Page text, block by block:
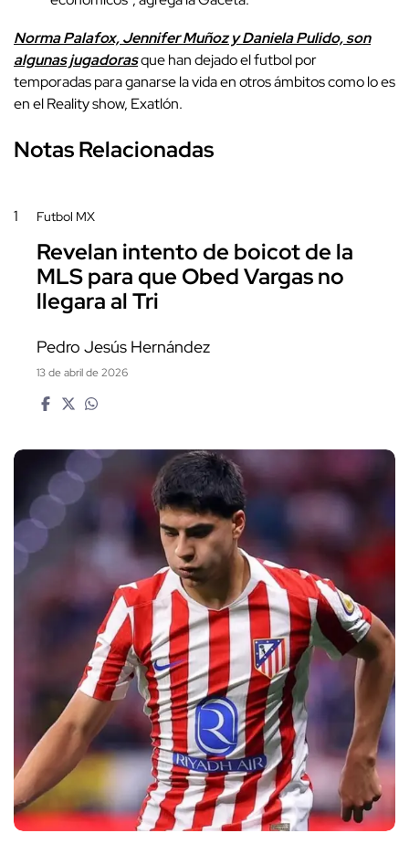
Norma Palafox, Jennifer Muñoz y Daniela Pulido, son
algunas jugadorasque han dejado el futbol por
temporadas para ganarse la vida en otros ámbitos como lo es
en el Reality show, Exatlón.
Notas Relacionadas
1 Futbol MX
Revelan intento de boicot de la
MLS para que Obed Vargas no
llegara al Tri
Pedro Jesús Hernández
13 de abril de 2026